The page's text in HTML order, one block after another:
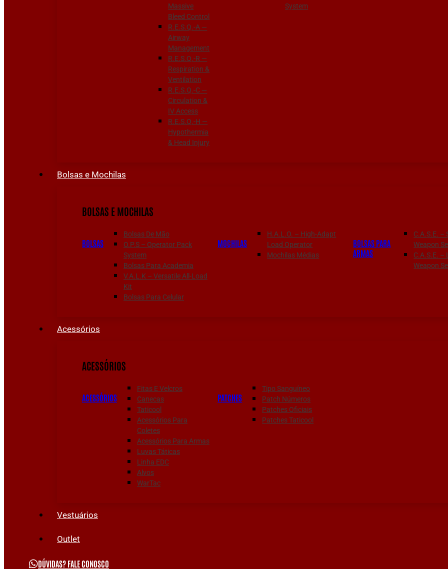
Massive
Bleed Control
R.E.S.Q.-A —
Airway
Management
R.E.S.Q.-R —
Respiration &
Ventilation
R.E.S.Q.-C —
Circulation &
IV Access
R.E.S.Q.-H —
Hypothermia
& Head Injury
System
Bolsas e Mochilas
BOLSAS E MOCHILAS
BOLSAS
Bolsas De Mão
O.P.S – Operator Pack
System
Bolsas Para Academia
V.A.L.K – Versatile All-Load
Kit
Bolsas Para Celular
MOCHILAS
H.A.L.O. – High-Adapt
Load Operator
Mochilas Médias
BOLSAS PARA
ARMAS
C.A.S.E. –
Weapon
C.A.S.E. –
Weapon
Acessórios
ACESSÓRIOS
ACESSÓRIOS
Fitas E Velcros
Canecas
Taticool
Acessórios Para
Coletes
Acessórios Para Armas
Luvas Táticas
Linha EDC
Alvos
WarTac
PATCHES
Tipo Sanguíneo
Patch Números
Patches Oficiais
Patches Taticool
Vestuários
Outlet
DÚVIDAS? FALE CONOSCO